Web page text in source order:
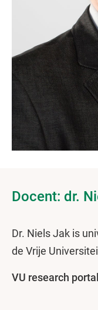
Docent: dr.
Dr. Niels Jak is
de Vrije
VU research portal